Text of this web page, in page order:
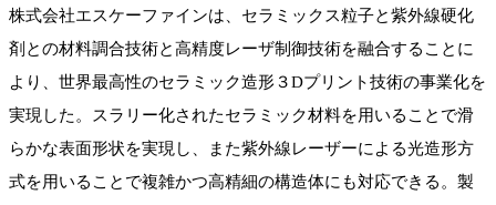
株式会社エスケーファインは、セラミックス粒子と紫外線硬化
剤との材料調合技術と高精度レーザ制御技術を融合することに
より、世界最高性のセラミック造形３Dプリント技術の事業化を
実現した。スラリー化されたセラミック材料を用いることで滑
らかな表面形状を実現し、また紫外線レーザーによる光造形方
式を用いることで複雑かつ高精細の構造体にも対応できる。製